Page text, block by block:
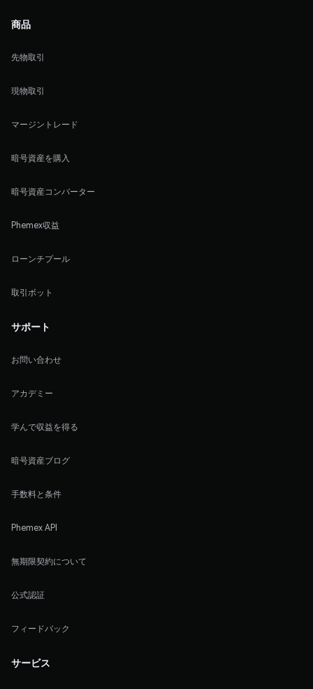
商品
先物取引
現物取引
マージントレード
暗号資産を購入
暗号資産コンバーター
Phemex収益
ローンチプール
取引ボット
サポート
お問い合わせ
アカデミー
学んで収益を得る
暗号資産ブログ
手数料と条件
Phemex API
無期限契約について
公式認証
フィードバック
サービス